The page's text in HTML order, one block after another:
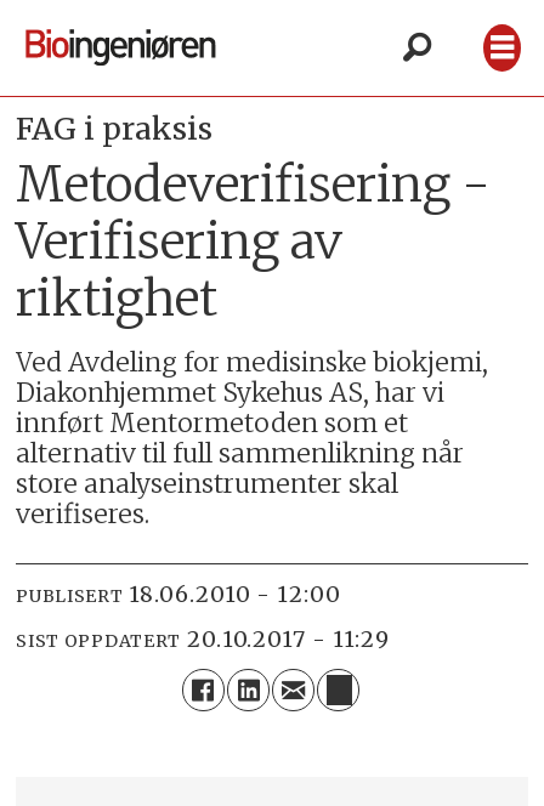
FAG i praksis
Metodeverifisering -
Verifisering av
riktighet
Ved Avdeling for medisinske biokjemi,
Diakonhjemmet Sykehus AS, har vi
innført Mentormetoden som et
alternativ til full sammenlikning når
store analyseinstrumenter skal
verifiseres.
PUBLISERT 18.06.2010 - 12:00
SIST OPPDATERT 20.10.2017 - 11:29